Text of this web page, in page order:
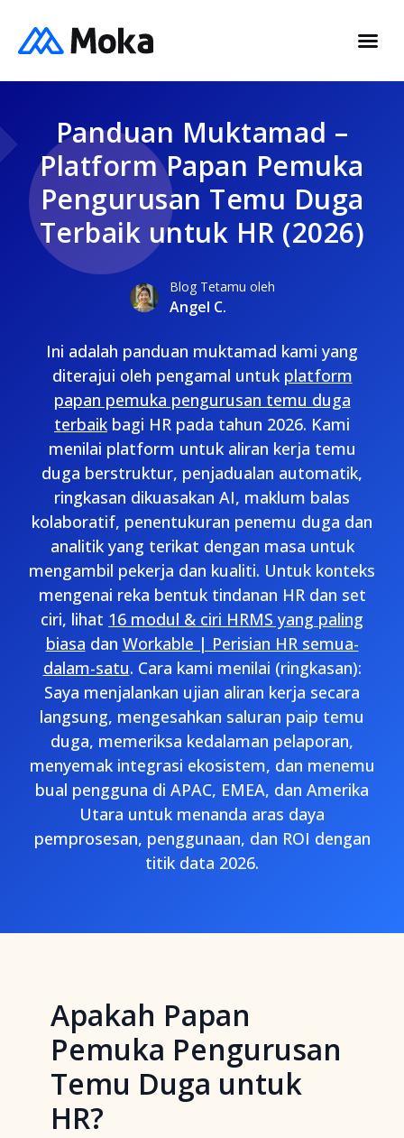
Panduan Muktamad –
Platform Papan Pemuka
Pengurusan Temu Duga
Terbaik untuk HR (2026)
Blog Tetamu oleh
Angel C.
Ini adalah panduan muktamad kami yang
diterajui oleh pengamal untuk platform
papan pemuka pengurusan temu duga
terbaik bagi HR pada tahun 2026. Kami
menilai platform untuk aliran kerja temu
duga berstruktur, penjadualan automatik,
ringkasan dikuasakan AI, maklum balas
kolaboratif, penentukuran penemu duga dan
analitik yang terikat dengan masa untuk
mengambil pekerja dan kualiti. Untuk konteks
mengenai reka bentuk tindanan HR dan set
ciri, lihat 16 modul & ciri HRMS yang paling
biasa dan Workable | Perisian HR semua-
dalam-satu. Cara kami menilai (ringkasan):
Saya menjalankan ujian aliran kerja secara
langsung, mengesahkan saluran paip temu
duga, memeriksa kedalaman pelaporan,
menyemak integrasi ekosistem, dan menemu
bual pengguna di APAC, EMEA, dan Amerika
Utara untuk menanda aras daya
pemprosesan, penggunaan, dan ROI dengan
titik data 2026.
Apakah Papan
Pemuka Pengurusan
Temu Duga untuk
HR?